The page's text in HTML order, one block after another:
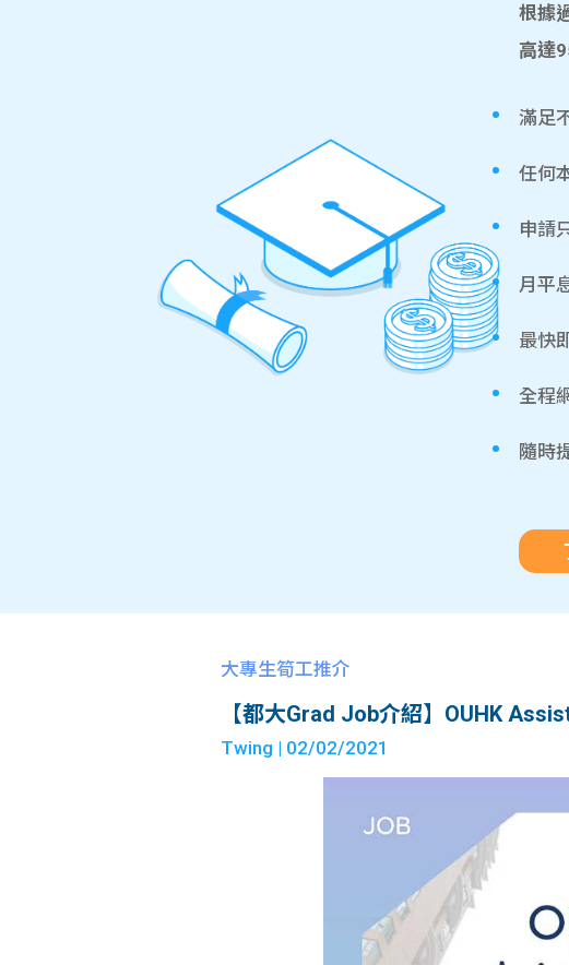
根據
高達
滿足
任何
申請
月平
最快
全程
隨時
大專生筍工推介
【都大Grad Job介紹】OUHK
Twing | 02/02/2021